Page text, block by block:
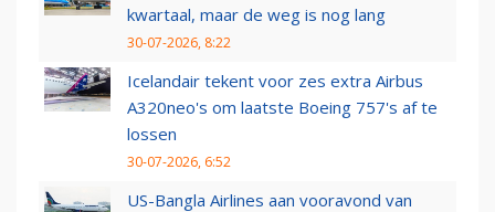
kwartaal, maar de weg is nog lang
30-07-2026, 8:22
Icelandair tekent voor zes extra Airbus
A320neo's om laatste Boeing 757's af te
lossen
30-07-2026, 6:52
US-Bangla Airlines aan vooravond van